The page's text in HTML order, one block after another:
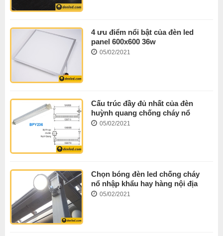
4 ưu điểm nổi bật của đèn led
panel 600x600 36w
05/02/2021
Cấu trúc đầy đủ nhất của đèn
huỳnh quang chống cháy nổ
05/02/2021
Chọn bóng đèn led chống cháy
nổ nhập khẩu hay hàng nội địa
05/02/2021